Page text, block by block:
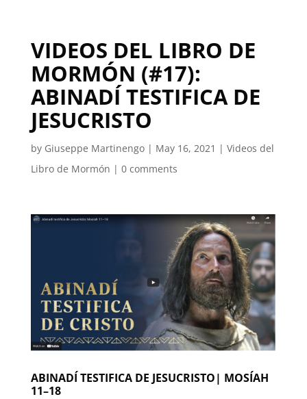
VIDEOS DEL LIBRO DE
MORMÓN (#17):
ABINADÍ TESTIFICA DE
JESUCRISTO
by Giuseppe Martinengo| May 16, 2021 | Videos del
Libro de Mormón | 0 comments
ABINADÍ TESTIFICA DE JESUCRISTO| MOSÍAH
11–18